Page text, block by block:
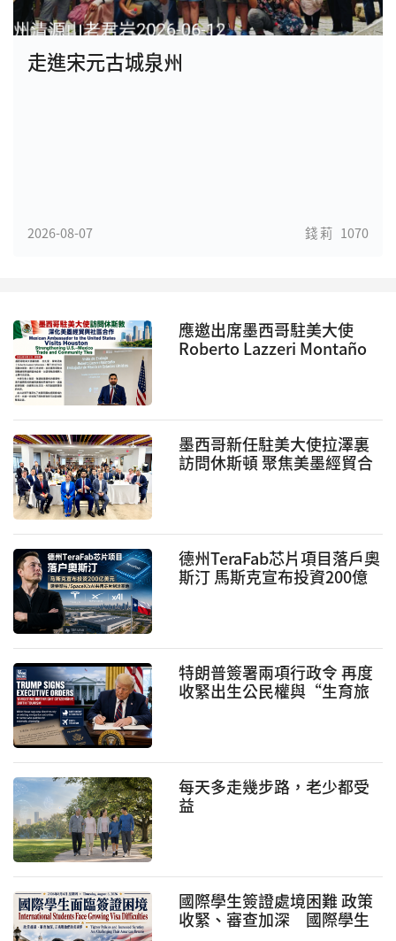
走進宋元古城泉州
2026-08-07 錢 莉 1070
應邀出席墨西哥駐美大使
Roberto Lazzeri Montaño
墨西哥新任駐美大使拉澤裏
訪問休斯頓 聚焦美墨經貿合
德州TeraFab芯片項目落戶奧
斯汀 馬斯克宣布投資200億
特朗普簽署兩項行政令 再度
收緊出生公民權與“生育旅
每天多走幾步路，老少都受
益
國際學生簽證處境困難 政策
收緊、審查加深 國際學生